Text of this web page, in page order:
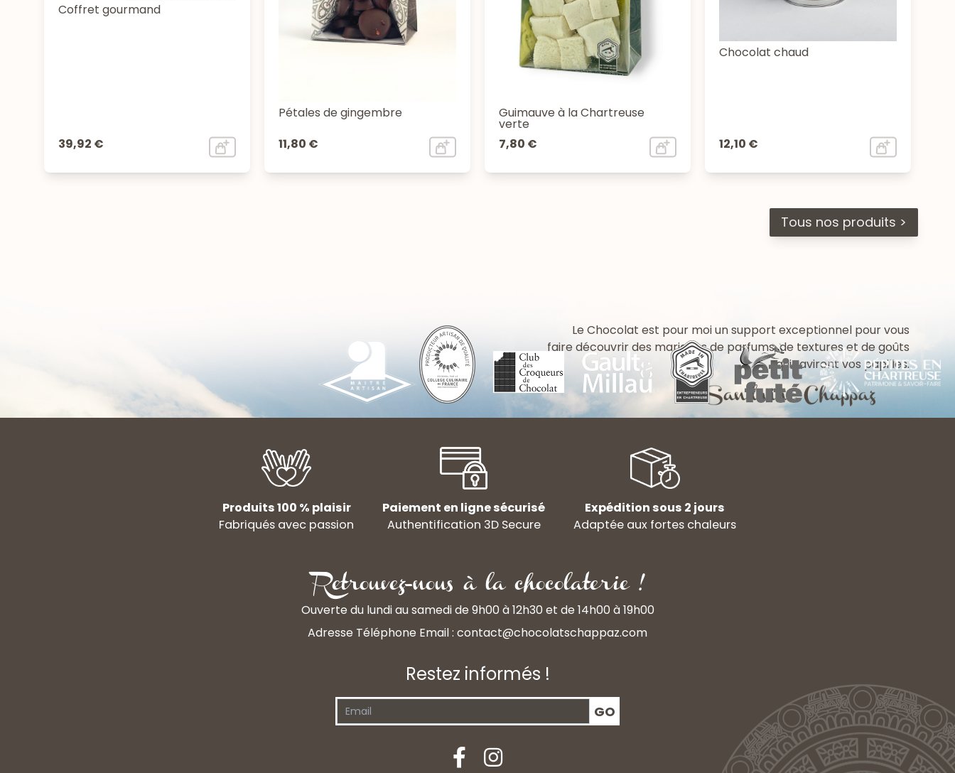
Coffret gourmand
39,92 €
Pétales de gingembre
11,80 €
Guimauve à la Chartreuse
verte
7,80 €
Chocolat chaud
12,10 €
Tous nos produits >
Le Chocolat est pour moi un support exceptionnel pour vous
faire découvrir des mariages de parfums, de textures et de goûts
qui raviront vos papilles.
Produits 100 % plaisir Paiement en ligne sécurisé
Expédition sous 2 jours
Fabriqués avec passion
Authentification 3D Secure Adaptée aux fortes chaleurs
Retrouvez-nous à la chocolaterie !
Ouverte du lundi au samedi de 9h00 à 12h30 et de 14h00 à 19h00
Adresse Téléphone Email : contact@chocolatschappaz.com
Restez informés !